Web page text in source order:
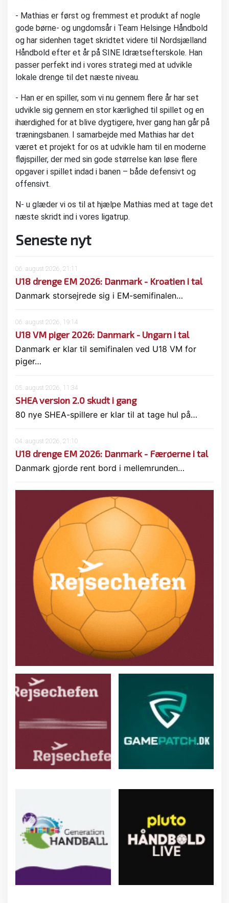
- Mathias er først og fremmest et produkt af nogle
gode børne- og ungdomsår i Team Helsinge Håndbold
og har sidenhen taget skridtet videre til Nordsjælland
Håndbold efter et år på SINE Idrætsefterskole. Han
passer perfekt ind i vores strategi med at udvikle
lokale drenge til det næste niveau.
- Han er en spiller, som vi nu gennem flere år har set
udvikle sig gennem en stor kærlighed til spillet og en
ihærdighed for at blive dygtigere, hver gang han går på
træningsbanen. I samarbejde med Mathias har det
været et projekt for os at udvikle ham til en moderne
fløjspiller, der med sin gode størrelse kan løse flere
opgaver i spillet indad i banen – både defensivt og
offensivt.
N- u glæder vi os til at hjælpe Mathias med at tage det
næste skridt ind i vores ligatrup.
Seneste nyt
06. august 2026, 21:11
U18 drenge EM 2026: Danmark - Kroatien i tal
Danmark storsejrede sig i EM-semifinalen…
06. august 2026, 19:14
U18 VM piger 2026: Danmark - Ungarn i tal
Danmark er klar til semifinalen ved U18 VM for
piger…
05. august 2026, 11:34
SHEA version 2.0 skudt i gang
80 nye SHEA-spillere er klar til at tage hul på…
04. august 2026, 21:10
U18 drenge EM 2026: Danmark - Færøerne i tal
Danmark gjorde rent bord i mellemrunden…